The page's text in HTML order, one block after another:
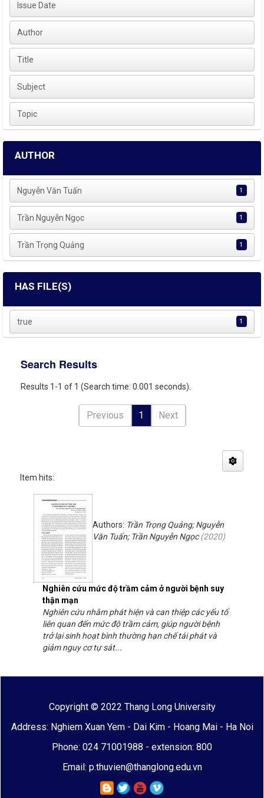
Issue Date
Author
Title
Subject
Topic
AUTHOR
Nguyễn Văn Tuấn 1
Trần Nguyễn Ngọc 1
Trần Trọng Quảng 1
HAS FILE(S)
true 1
Search Results
Results 1-1 of 1 (Search time: 0.001 seconds).
Previous 1 Next
Item hits:
Nghiên cứu mức độ trầm cảm ở người bệnh suy
thận mạn
Authors: Trần Trọng Quảng; Nguyễn
Văn Tuấn; Trần Nguyễn Ngọc(2020)
Nghiên cứu nhằm phát hiện và can thiệp các yếu tố
liên quan đến mức độ trầm cảm, giúp người bệnh
trở lại sinh hoạt bình thường hạn chế tái phát và
giảm nguy cơ tự sát...
Copyright © 2022 Thang Long University
Address: Nghiem Xuan Yem - Dai Kim - Hoang Mai - Ha Noi
Phone: 024 71001988 - extension: 800
Email: p.thuvien@thanglong.edu.vn